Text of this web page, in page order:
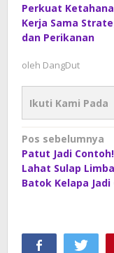
Perkuat
Kerja Sama
dan Perikanan
oleh DangDut
Ikuti Kami Pada
Navigasi
pos
Pos sebelumnya
Patut Jadi Contoh!
Lahat Sulap
Batok Kelapa Jadi